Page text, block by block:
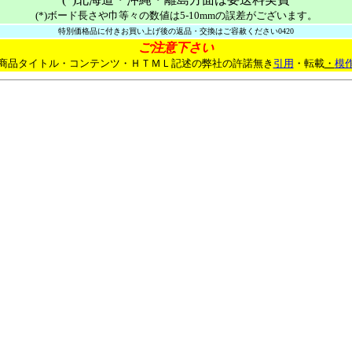
(*)ボード長さや巾等々の数値は5-10mmの誤差がございます。
特別価格品に付きお買い上げ後の返品・交換はご容赦ください0420
ご注意下さい
品タイトル・コンテンツ・ＨＴＭＬ記述の弊社の許諾無き 引用 ・転載・ 模